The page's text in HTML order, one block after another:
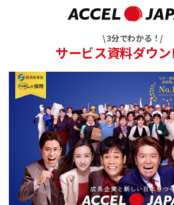
\ 3分でわかる！/
サービス資料ダウ